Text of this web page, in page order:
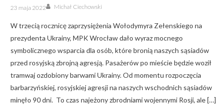
Posted
on
23 maja 2022 Author
Michał Ciechowski
W trzecią rocznicę zaprzysiężenia Wołodymyra Zełenskiego na
prezydenta Ukrainy, MPK Wrocław dało wyraz mocnego
symbolicznego wsparcia dla osób, które bronią naszych sąsiadów
przed rosyjską zbrojną agresją. Pasażerów po mieście będzie woził
tramwaj ozdobiony barwami Ukrainy. Od momentu rozpoczęcia
barbarzyńskiej, rosyjskiej agresji na naszych wschodnich sąsiadów
minęło 90 dni. To czas najeżony zbrodniami wojennymi Rosji, ale […]